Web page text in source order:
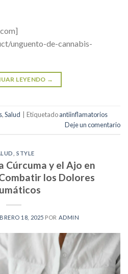
unguento-de-cannabis-
LEYENDO →
,Salud Etiquetadoantiinflamatorios
Deje un comentario
,STYLE
Cúrcuma y el Ajo en
los Dolores
18, 2025 POR ADMIN